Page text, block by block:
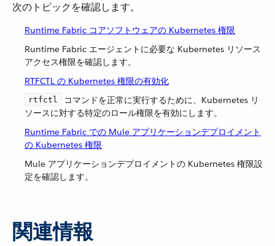
次のトピックを確認します。
Runtime Fabric コアソフトウェアの Kubernetes 権限
Runtime Fabric エージェントに必要な Kubernetes リソース
アクセス権限を確認します。
RTFCTL の Kubernetes 権限の有効化
rtfctl
​ コマンドを正常に実行するために、Kubernetes リ
ソースに対する特定のロール権限を有効にします。
Runtime Fabric での Mule アプリケーションデプロイメント
の Kubernetes 権限
Mule アプリケーションデプロイメントの Kubernetes 権限設
定を確認します。
関連情報